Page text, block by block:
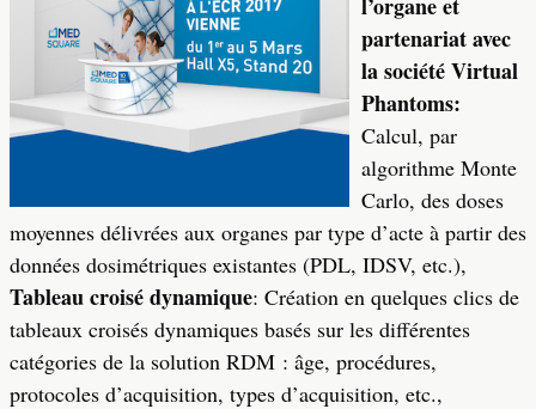
partenariat avec
la société Virtual
Phantoms:
Calcul, par
algorithme Monte
Carlo, des doses
moyennes délivrées aux organes par type d’acte à partir des
données dosimétriques existantes (PDL, IDSV, etc.),
Tableau croisé dynamique: Création en quelques clics de
tableaux croisés dynamiques basés sur les différentes
catégories de la solution RDM : âge, procédures,
protocoles d’acquisition, types d’acquisition, etc.,